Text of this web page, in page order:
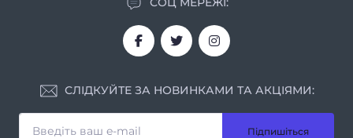
СЛІДКУЙТЕ ЗА НОВИНКАМИ ТА АКЦІЯМИ:
Підпишіться